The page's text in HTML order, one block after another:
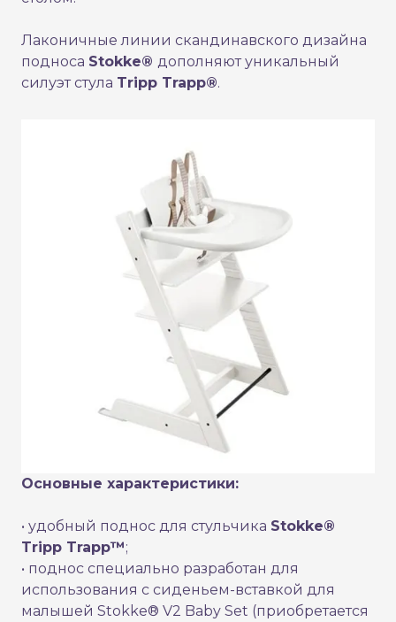
Лаконичные линии скандинавского дизайна
подноса Stokke® дополняют уникальный
силуэт стула Tripp Trapp®.
Основные характеристики:
• удобный поднос для стульчика Stokke®
Tripp Trapp™;
• поднос специально разработан для
использования с сиденьем-вставкой для
малышей Stokke® V2 Baby Set (приобретается